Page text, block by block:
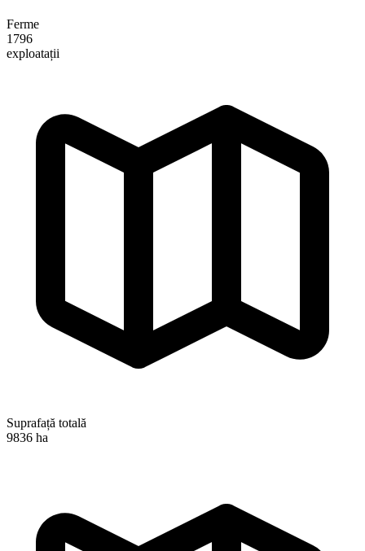
Ferme
1796
exploatații
Suprafață totală
9836 ha